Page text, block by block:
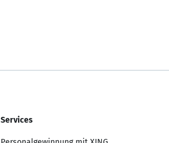
Services